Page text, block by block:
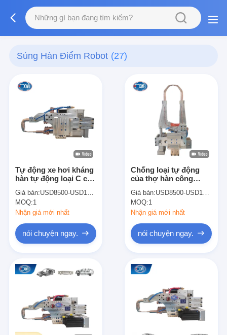
Súng Hàn Điểm Robot (27)
Tự động xe hơi kháng
hàn tự động loại C của
Giá bán:USD8500-USD12000
MOQ:1
Nhận giá mới nhất
nói chuyện ngay.
Chống loại tự động
của thợ hàn công
Spot Welding Machine
Gun
Giá bán:USD8500-USD12000
MOQ:1
Nhận giá mới nhất
nói chuyện ngay.